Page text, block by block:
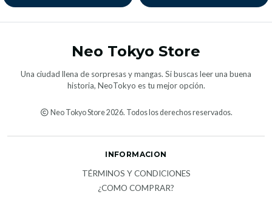
Neo Tokyo Store
Una ciudad llena de sorpresas y mangas. Si buscas leer una buena
historia, NeoTokyo es tu mejor opción.
Neo Tokyo Store 2026. Todos los derechos reservados.
INFORMACION
TÉRMINOS Y CONDICIONES
¿COMO COMPRAR?